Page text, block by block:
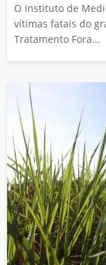
O Instituto de
vítimas fatais do
Tratamento Fora...